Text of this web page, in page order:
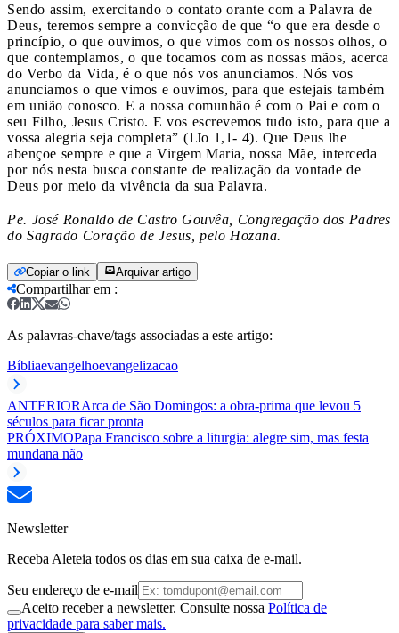
Sendo assim, exercitando o contato orante com a Palavra de
Deus, teremos sempre a convicção de que “o que era desde o
princípio, o que ouvimos, o que vimos com os nossos olhos, o
que contemplamos, o que tocamos com as nossas mãos, acerca
do Verbo da Vida, é o que nós vos anunciamos. Nós vos
anunciamos o que vimos e ouvimos, para que estejais também
em união conosco. E a nossa comunhão é com o Pai e com o
seu Filho, Jesus Cristo. E vos escrevemos tudo isto, para que a
vossa alegria seja completa” (1Jo 1,1- 4). Que Deus lhe
abençoe sempre e que a Virgem Maria, nossa Mãe, interceda
por nós nesta busca constante de realização da vontade de
Deus por meio da vivência da sua Palavra.
Pe. José Ronaldo de Castro Gouvêa, Congregação dos Padres
do Sagrado Coração de Jesus, pelo Hozana.
Copiar o link Arquivar artigo
Compartilhar em :
As palavras-chave/tags associadas a este artigo:
Bíbliaevangelhoevangelizacao
ANTERIORArca de São Domingos: a obra-prima que levou 5
séculos para ficar pronta
PRÓXIMOPapa Francisco sobre a liturgia: alegre sim, mas festa
mundana não
Newsletter
Receba Aleteia todos os dias em sua caixa de e-mail.
Seu endereço de e-mail
Aceito receber a newsletter. Consulte nossa Política de
privacidade para saber mais.